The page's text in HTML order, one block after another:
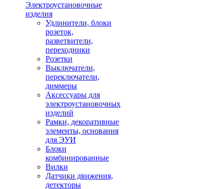
Электроустановочные
изделия
Удлинители, блоки
розеток,
разветвители,
переходники
Розетки
Выключатели,
переключатели,
диммеры
Аксессуары для
электроустановочных
изделий
Рамки, декоративные
элементы, основания
для ЭУИ
Блоки
комбинированные
Вилки
Датчики движения,
детекторы